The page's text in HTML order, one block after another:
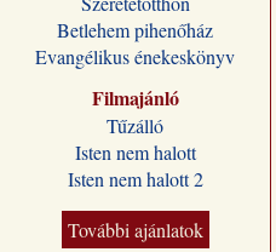
olvasóhoz, a
fordításban is
megőrizve eredeti
formájukat,
stílusukat.
Kívánjuk, hogy
Wilhelm Busch
előadássorozata
ilyen módon is
sokakat segítsen a
Betlehem pihenőház
Evangélikus énekeskönyv
Filmajánló
Tűzálló
Isten nem halott
Isten nem halott 2
További ajánlatok